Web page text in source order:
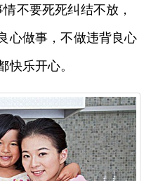
不要死死纠结不放，
心做事，不做违背良心
快乐开心。